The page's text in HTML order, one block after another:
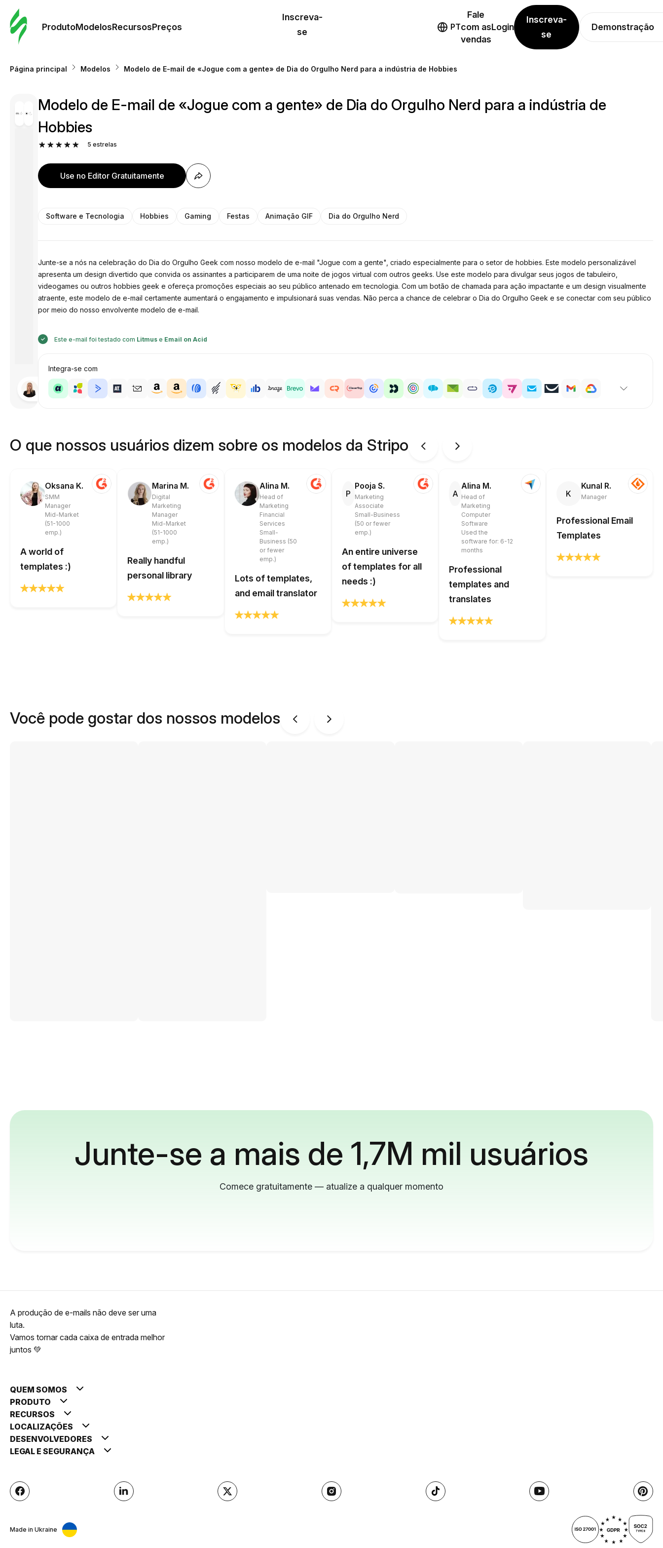
ProdutoModelosRecursosPreços
Inscreva-
se
PT
Fale
com as
vendas
Login
Inscreva-
se
Demonstração
Página principal Modelos Modelo de E-mail de «Jogue com a gente» de Dia do Orgulho Nerd para a indústria de Hobbies
Desenhado
Anastasiia
Modelo de E-mail de «Jogue com a gente» de Dia do Orgulho Nerd para a indústria de
Hobbies
5 estrelas
Use no Editor Gratuitamente
Software e Tecnologia Hobbies Gaming Festas Animação GIF Dia do Orgulho Nerd
Junte-se a nós na celebração do Dia do Orgulho Geek com nosso modelo de e-mail "Jogue com a gente", criado especialmente para o setor de hobbies. Este modelo personalizável
apresenta um design divertido que convida os assinantes a participarem de uma noite de jogos virtual com outros geeks. Use este modelo para divulgar seus jogos de tabuleiro,
videogames ou outros hobbies geek e ofereça promoções especiais ao seu público antenado em tecnologia. Com um botão de chamada para ação impactante e um design visualmente
atraente, este modelo de e-mail certamente aumentará o engajamento e impulsionará suas vendas. Não perca a chance de celebrar o Dia do Orgulho Geek e se conectar com seu público
por meio do nosso envolvente modelo de e-mail.
Este e-mail foi testado com Litmus e Email on Acid
Integra-se com
O que nossos usuários dizem sobre os modelos da Stripo
Oksana K.
SMM
Manager
Mid-Market
(51-1000
emp.)
A world of
templates :)
Marina M.
Digital
Marketing
Manager
Mid-Market
(51-1000
emp.)
Really handful
personal library
Alina M.
Head of
Marketing
Financial
Services
Small-
Business (50
or fewer
emp.)
Lots of templates,
and email translator
P
Pooja S.
Marketing
Associate
Small-Business
(50 or fewer
emp.)
An entire universe
of templates for all
needs :)
A
Alina M.
Head of
Marketing
Computer
Software
Used the
software for: 6-12
months
Professional
templates and
translates
K
Kunal R.
Manager
Professional Email
Templates
Você pode gostar dos nossos modelos
Junte-se a mais de 1,7M mil usuários
Comece gratuitamente — atualize a qualquer momento
A produção de e-mails não deve ser uma
luta.
Vamos tornar cada caixa de entrada melhor
juntos 💚
QUEM SOMOS
PRODUTO
RECURSOS
LOCALIZAÇÕES
DESENVOLVEDORES
LEGAL E SEGURANÇA
Made in Ukraine